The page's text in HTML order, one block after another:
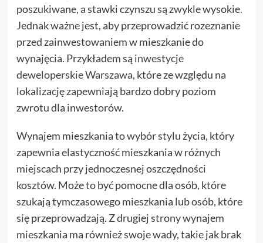
poszukiwane, a stawki czynszu są zwykle wysokie.
Jednak ważne jest, aby przeprowadzić rozeznanie
przed zainwestowaniem w mieszkanie do
wynajęcia. Przykładem są inwestycje
deweloperskie Warszawa, które ze względu na
lokalizację zapewniają bardzo dobry poziom
zwrotu dla inwestorów.
Wynajem mieszkania to wybór stylu życia, który
zapewnia elastyczność mieszkania w różnych
miejscach przy jednoczesnej oszczędności
kosztów. Może to być pomocne dla osób, które
szukają tymczasowego mieszkania lub osób, które
się przeprowadzają. Z drugiej strony wynajem
mieszkania ma również swoje wady, takie jak brak